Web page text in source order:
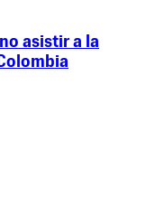
asistir a la